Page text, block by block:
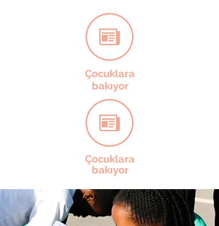
Çocuklara
bakıyor
Çocuklara
bakıyor